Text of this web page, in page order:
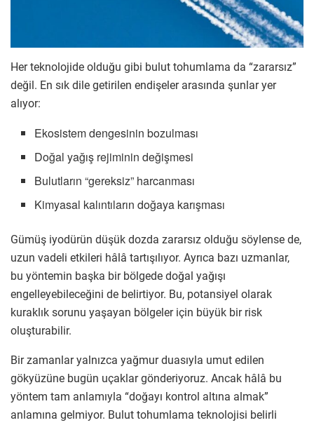
Her teknolojide olduğu gibi bulut tohumlama da “zararsız”
değil. En sık dile getirilen endişeler arasında şunlar yer
alıyor:
Ekosistem dengesinin bozulması
Doğal yağış rejiminin değişmesi
Bulutların “gereksiz” harcanması
Kimyasal kalıntıların doğaya karışması
Gümüş iyodürün düşük dozda zararsız olduğu söylense de,
uzun vadeli etkileri hâlâ tartışılıyor. Ayrıca bazı uzmanlar,
bu yöntemin başka bir bölgede doğal yağışı
engelleyebileceğini de belirtiyor. Bu, potansiyel olarak
kuraklık sorunu yaşayan bölgeler için büyük bir risk
oluşturabilir.
Bir zamanlar yalnızca yağmur duasıyla umut edilen
gökyüzüne bugün uçaklar gönderiyoruz. Ancak hâlâ bu
yöntem tam anlamıyla “doğayı kontrol altına almak”
anlamına gelmiyor. Bulut tohumlama teknolojisi belirli